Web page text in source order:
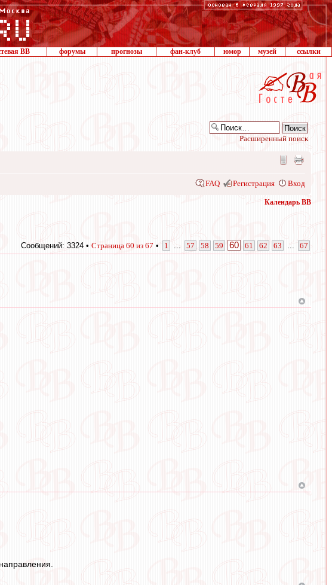
ВВ форумы прогнозы фан-клуб юмор музей ссылки
Расширенный поиск
FAQ Регистрация Вход
Календарь ВВ
Сообщений: 3324 • Страница 60 из 67 • 1 57 58 59 60 61 62 63 67